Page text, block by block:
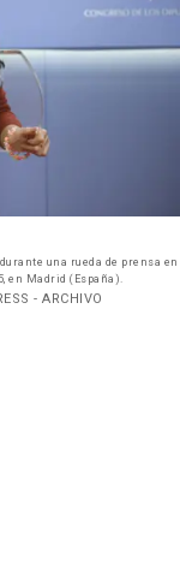
una rueda de prensa en
en Madrid (España).
- ARCHIVO